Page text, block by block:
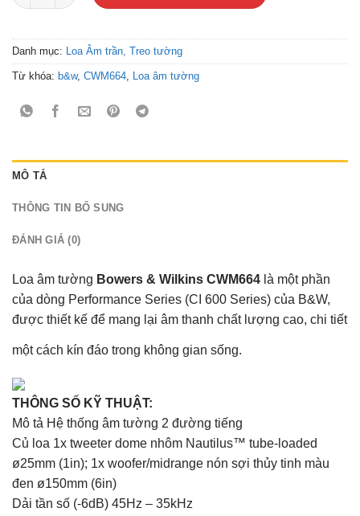
Danh mục: Loa Âm trần, Treo tường
Từ khóa: b&w, CWM664 Loa âm tường
MÔ TẢ
THÔNG TIN BỔ SUNG
ĐÁNH GIÁ (0)
Loa âm tường Bowers & Wilkins CWM664 là một phần
của dòng Performance Series (CI 600 Series) của B&W,
được thiết kế để mang lại âm thanh chất lượng cao, chi tiết
một cách kín đáo trong không gian sống.
THÔNG SỐ KỸ THUẬT:
Mô tả Hệ thống âm tường 2 đường tiếng
Củ loa 1x tweeter dome nhôm Nautilus™ tube-loaded
ø25mm (1in); 1x woofer/midrange nón sợi thủy tinh màu
đen ø150mm (6in)
Dải tần số (-6dB) 45Hz – 35kHz